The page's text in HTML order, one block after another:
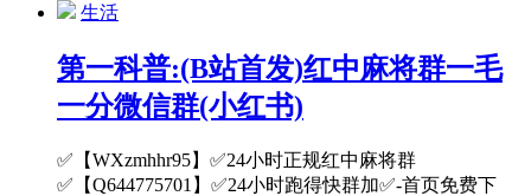
生活
第一科普:(B站首发)红中麻将群一毛
一分微信群(小红书)
✅【WXzmhhr95】✅24小时正规红中麻将群
✅【Q644775701】✅24小时跑得快群加✅-首页免费下